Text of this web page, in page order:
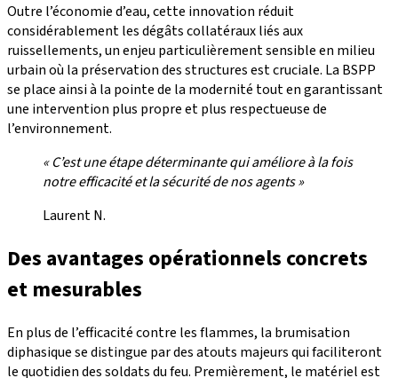
Outre l’économie d’eau, cette innovation réduit
considérablement les dégâts collatéraux liés aux
ruissellements, un enjeu particulièrement sensible en milieu
urbain où la préservation des structures est cruciale. La BSPP
se place ainsi à la pointe de la modernité tout en garantissant
une intervention plus propre et plus respectueuse de
l’environnement.
« C’est une étape déterminante qui améliore à la fois
notre efficacité et la sécurité de nos agents »
Laurent N.
Des avantages opérationnels concrets
et mesurables
En plus de l’efficacité contre les flammes, la brumisation
diphasique se distingue par des atouts majeurs qui faciliteront
le quotidien des soldats du feu. Premièrement, le matériel est